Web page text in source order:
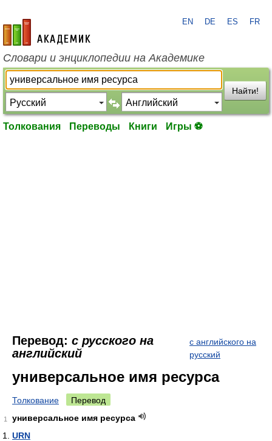
academic.ru
EN DE ES FR
Словари и энциклопедии на Академике
Найти!
Толкования Переводы Книги Игры ⚽
Перевод: с русского на
английский
с английского на
русский
универсальное имя ресурса
Толкование Перевод
1
универсальное имя ресурса
URN